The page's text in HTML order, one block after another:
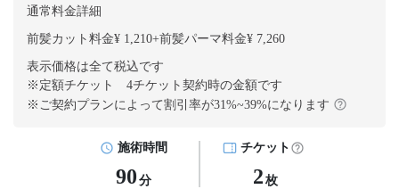
通常料金詳細
前髪カット料金¥ 1,210+前髪パーマ料金¥ 7,260
表示価格は全て税込です
※定額チケット 4チケット契約時の金額です
※ご契約プランによって割引率が31%~39%になります
施術時間
90 分
チケット
2 枚